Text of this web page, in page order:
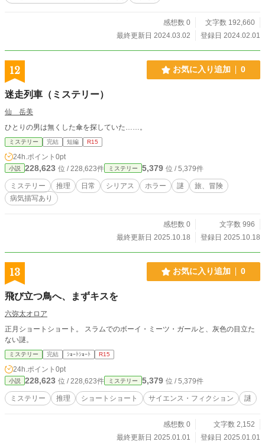
感想数 0
文字数 192,660
最終更新日 2024.03.02
登録日 2024.02.01
12 お気に入り追加 0
迷走列車（ミステリー）
仙 岳美
ひとりの男は無くした傘を探していた……。
ミステリー 完結 短編 R15
24h.ポイント 0pt
小説 228,623 位 / 228,623件 ミステリー 5,379 位 / 5,379件
ミステリー 推理 日常 シリアス ホラー 謎
旅、冒険
病気描写あり
感想数 0
文字数 996
最終更新日 2025.10.18
登録日 2025.10.18
13 お気に入り追加 0
飛び立つ鳥へ、まずキスを
六弥太オロア
正月ショートショート。 スラムでのボーイ・ミーツ・ガールと、灰色の目立た
ない謎。
ミステリー 完結 ｼｮｰﾄｼｮｰﾄ R15
24h.ポイント 0pt
小説 228,623 位 / 228,623件 ミステリー 5,379 位 / 5,379件
ミステリー 推理 ショートショート サイエンス・フィクション 謎
感想数 0
文字数 2,152
最終更新日 2025.01.01
登録日 2025.01.01